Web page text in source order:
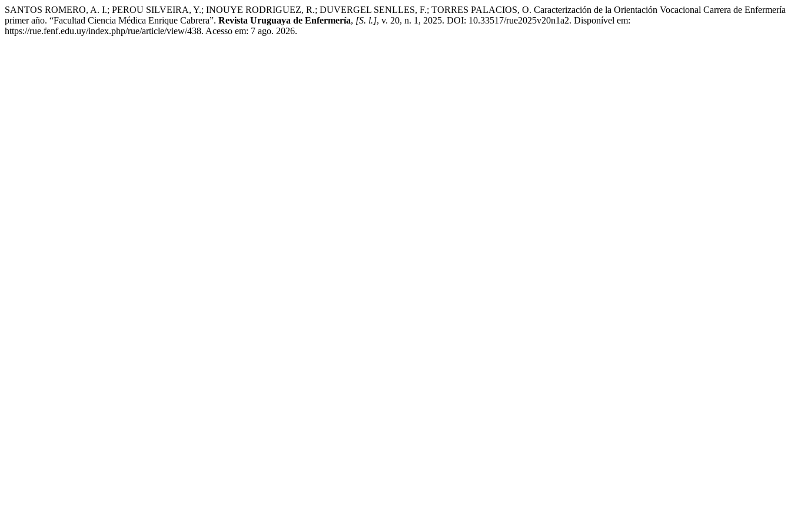
SANTOS ROMERO, A. I.; PEROU SILVEIRA, Y.; INOUYE RODRIGUEZ, R.; DUVERGEL SENLLES, F.; TORRES PALACIOS, O. Caracterización de la Orientación Vocacional Carrera de Enfermería
primer año. “Facultad Ciencia Médica Enrique Cabrera”. Revista Uruguaya de Enfermería, [S. l.], v. 20, n. 1, 2025. DOI: 10.33517/rue2025v20n1a2. Disponível em:
https://rue.fenf.edu.uy/index.php/rue/article/view/438. Acesso em: 7 ago. 2026.